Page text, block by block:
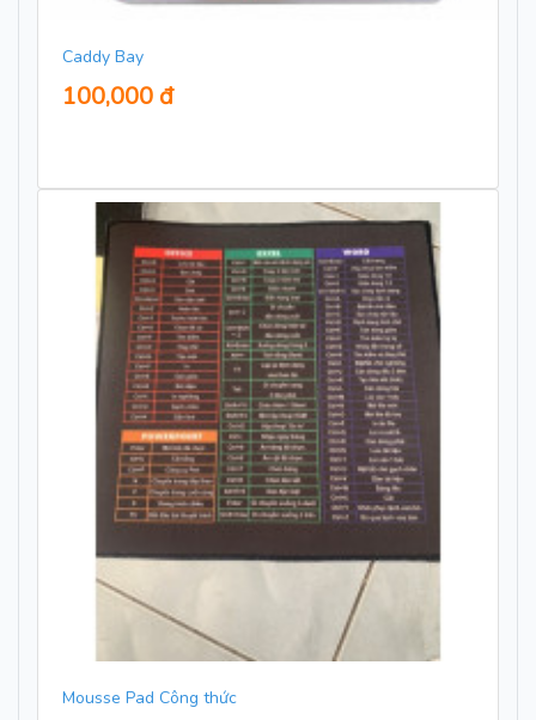
Caddy Bay
100,000 đ
Mousse Pad Công thức